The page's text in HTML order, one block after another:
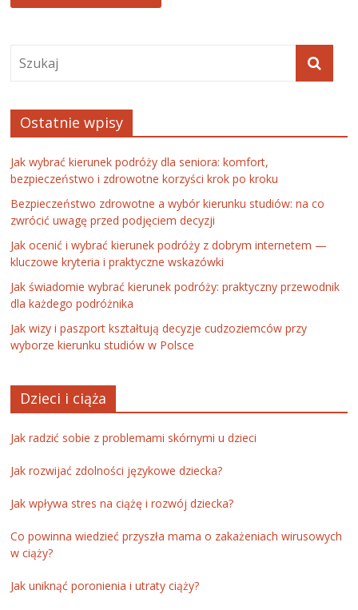
Ostatnie wpisy
Jak wybrać kierunek podróży dla seniora: komfort,
bezpieczeństwo i zdrowotne korzyści krok po kroku
Bezpieczeństwo zdrowotne a wybór kierunku studiów: na co
zwrócić uwagę przed podjęciem decyzji
Jak ocenić i wybrać kierunek podróży z dobrym internetem —
kluczowe kryteria i praktyczne wskazówki
Jak świadomie wybrać kierunek podróży: praktyczny przewodnik
dla każdego podróżnika
Jak wizy i paszport kształtują decyzje cudzoziemców przy
wyborze kierunku studiów w Polsce
Dzieci i ciąża
Jak radzić sobie z problemami skórnymi u dzieci
Jak rozwijać zdolności językowe dziecka?
Jak wpływa stres na ciążę i rozwój dziecka?
Co powinna wiedzieć przyszła mama o zakażeniach wirusowych
w ciąży?
Jak uniknąć poronienia i utraty ciąży?